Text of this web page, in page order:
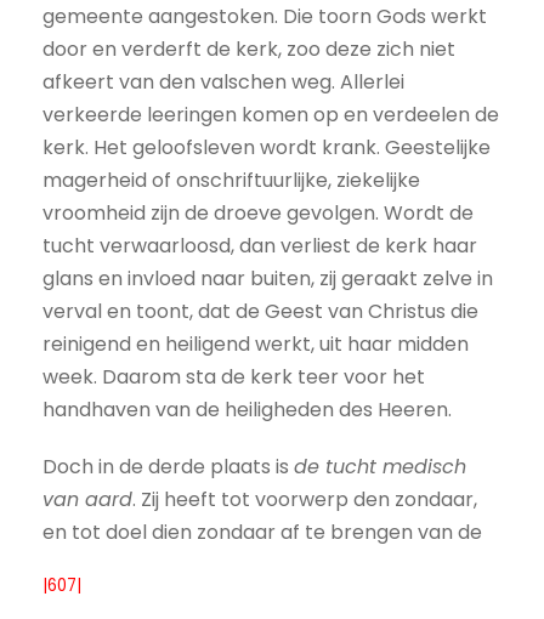
gemeente aangestoken. Die toorn Gods werkt
door en verderft de kerk, zoo deze zich niet
afkeert van den valschen weg. Allerlei
verkeerde leeringen komen op en verdeelen de
kerk. Het geloofsleven wordt krank. Geestelijke
magerheid of onschriftuurlijke, ziekelijke
vroomheid zijn de droeve gevolgen. Wordt de
tucht verwaarloosd, dan verliest de kerk haar
glans en invloed naar buiten, zij geraakt zelve in
verval en toont, dat de Geest van Christus die
reinigend en heiligend werkt, uit haar midden
week. Daarom sta de kerk teer voor het
handhaven van de heiligheden des Heeren.
Doch in de derde plaats is de tucht medisch
van aard. Zij heeft tot voorwerp den zondaar,
en tot doel dien zondaar af te brengen van de
|607|